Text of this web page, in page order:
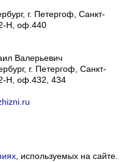
г. Петергоф, Санкт-
2-Н, оф.440
Валерьевич
г. Петергоф Санкт-
2-Н, оф.432, 434
, используемых на сайте.